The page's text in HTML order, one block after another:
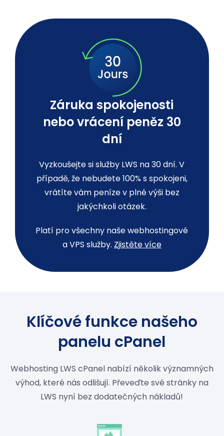
Záruka spokojenosti
nebo vrácení peněz 30
dní
Vyzkoušejte si služby LWS na 30 dní. V
případě, že nebudete 100% s spokojeni,
vrátíte vám peníze v plné výši bez
jakýchkoli otázek.
Platí pro všechny naše webhostingové
a VPS služby. Zjistěte více
Klíčové funkce našeho
panelu cPanel
Webhosting LWS cPanel nabízí několik významných
výhod, které nás odlišují. Převeďte své stránky na
LWS nyní bez dodatečných nákladů!